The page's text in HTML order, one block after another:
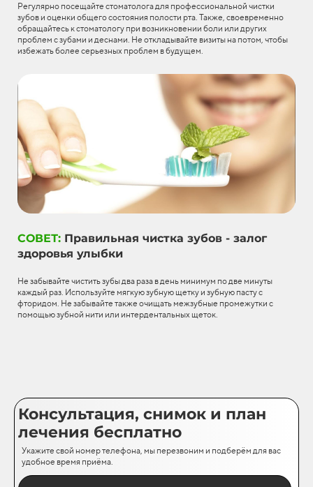
Регулярно посещайте стоматолога для профессиональной чистки
зубов и оценки общего состояния полости рта. Также, своевременно
обращайтесь к стоматологу при возникновении боли или других
проблем с зубами и деснами. Не откладывайте визиты на потом, чтобы
избежать более серьезных проблем в будущем.
СОВЕТ: Правильная чистка зубов - залог
здоровья улыбки
Не забывайте чистить зубы два раза в день минимум по две минуты
каждый раз. Используйте мягкую зубную щетку и зубную пасту с
фторидом. Не забывайте также очищать межзубные промежутки с
помощью зубной нити или интердентальных щеток.
Консультация, снимок и план
лечения бесплатно
Укажите свой номер телефона, мы перезвоним и подберём для вас
удобное время приёма.